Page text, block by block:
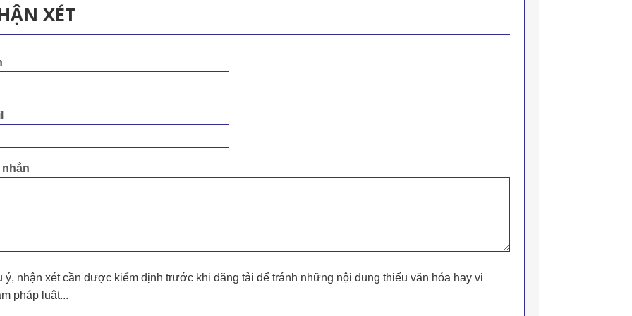
XÉT
nhắn
ý, nhận xét cần được kiểm định trước khi đăng tải để tránh những nội dung thiếu văn hóa hay vi
pháp luật...